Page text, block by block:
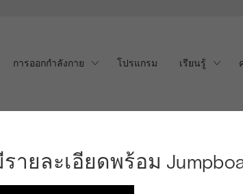
การออกกำลังกาย โปรแกรม เรียนรู้
ยละเอียดพร้อม
ยละเอียดพร้อม